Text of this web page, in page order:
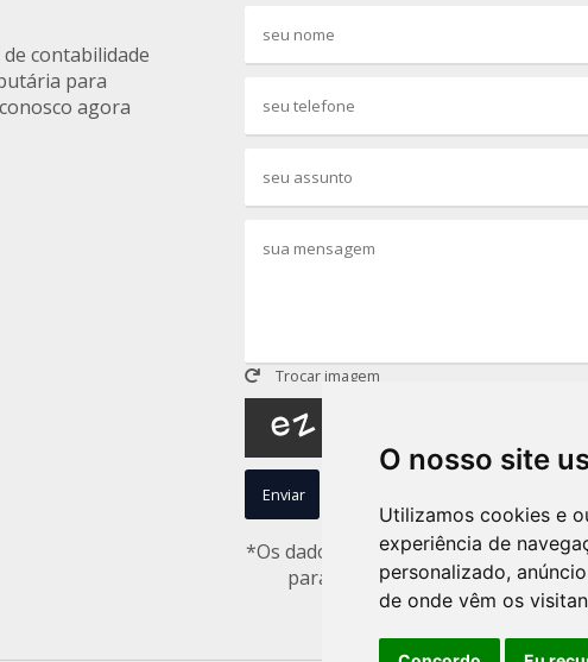
O nosso site
Utilizamos cookies e
experiência de
personalizado,
de onde vêm os
contabilidade
para
agora
Trocar imagem
Enviar
*Os dados captados nesse
para uso interno de acordo com
concorda com